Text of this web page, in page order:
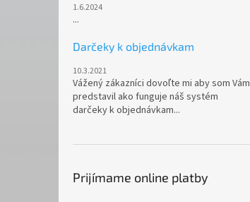
1.6.2024
...
Darčeky k objednávkam
10.3.2021
Vážený zákazníci dovoľte mi aby som Vám
predstavil ako funguje náš systém
darčeky k objednávkam...
Prijímame online platby